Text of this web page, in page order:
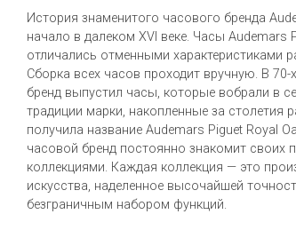
История знаменитого часового бренда
начало в далеком XVI веке. Часы Audemars
отличались отменными характеристиками
Сборка всех часов проходит вручную. В 70-
бренд выпустил часы, которые вобрали в
традиции марки, накопленные за столетия
получила название Audemars Piguet Royal
часовой бренд постоянно знакомит своих
коллекциями. Каждая коллекция — это
искусства, наделенное высочайшей
безграничным набором функций.